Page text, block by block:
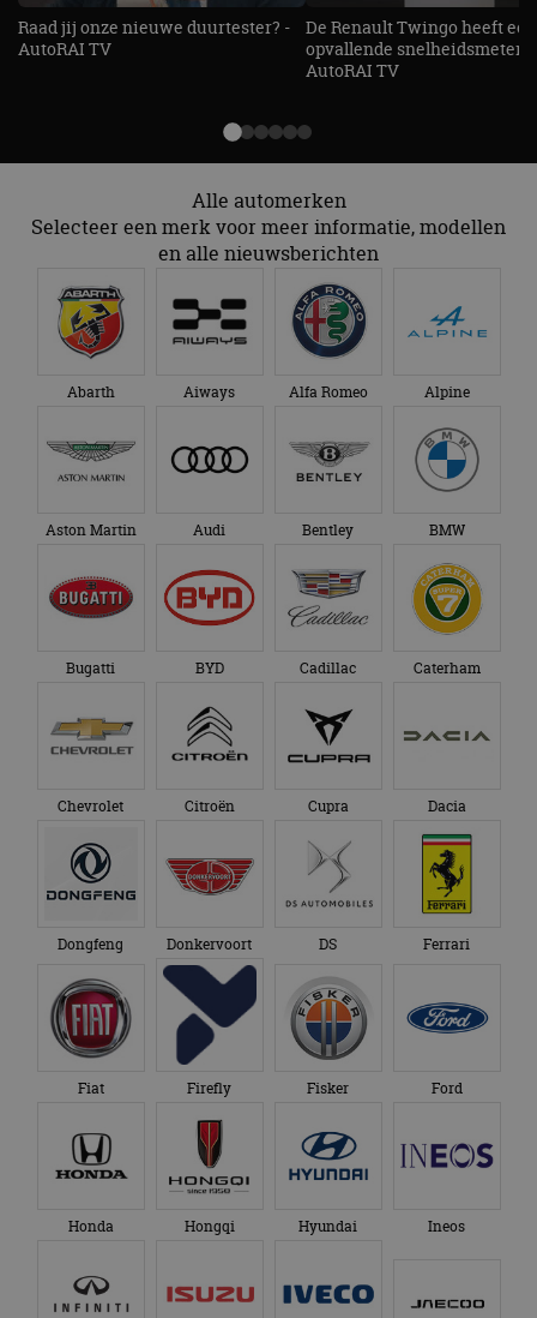
Raad jij onze nieuwe duurtester? -
AutoRAI TV
De Renault Twingo heeft een
opvallende snelheidsmeter! -
AutoRAI TV
Alle automerken
Selecteer een merk voor meer informatie, modellen
en alle nieuwsberichten
Abarth Aiways Alfa Romeo Alpine
Aston Martin Audi Bentley BMW
Bugatti BYD Cadillac Caterham
Chevrolet Citroën Cupra Dacia
Dongfeng Donkervoort DS Ferrari
Fiat Firefly Fisker Ford
Honda Hongqi Hyundai Ineos